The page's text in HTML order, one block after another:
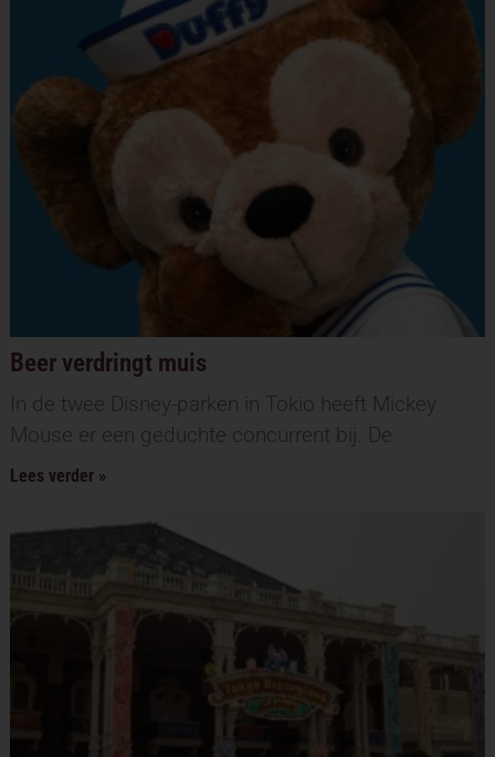
Beer verdringt muis
In de twee Disney-parken in Tokio heeft Mickey
Mouse er een geduchte concurrent bij. De
Lees verder »